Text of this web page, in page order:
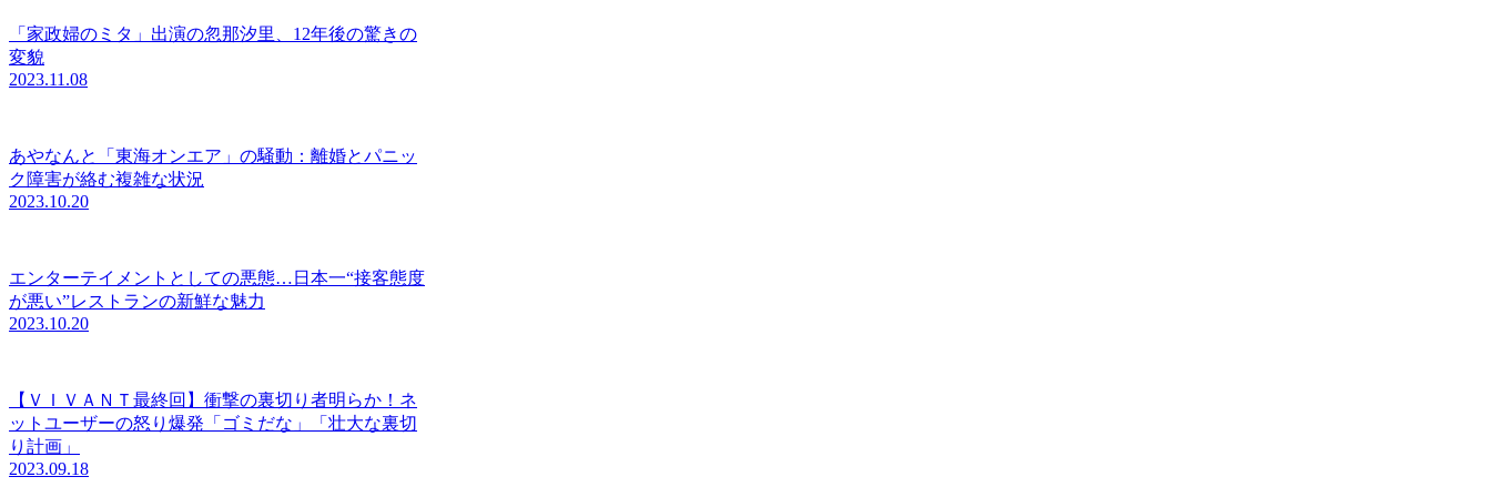
「家政婦のミタ」出演の忽那汐里、12年後の驚きの
変貌
2023.11.08
あやなんと「東海オンエア」の騒動：離婚とパニッ
ク障害が絡む複雑な状況
2023.10.20
エンターテイメントとしての悪態…日本一“接客態度
が悪い”レストランの新鮮な魅力
2023.10.20
【ＶＩＶＡＮＴ最終回】衝撃の裏切り者明らか！ネ
ットユーザーの怒り爆発「ゴミだな」「壮大な裏切
り計画」
2023.09.18